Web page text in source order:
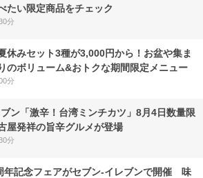
たい限定商品をチェック
分
休みセット3種が3,000円から！お盆や集ま
のボリューム&おトクな期間限定メニュー
分
ン「激辛！台湾ミンチカツ」8月4日数量限
屋発祥の旨辛グルメが登場
分
年記念フェアがセブン-イレブンで開催 味